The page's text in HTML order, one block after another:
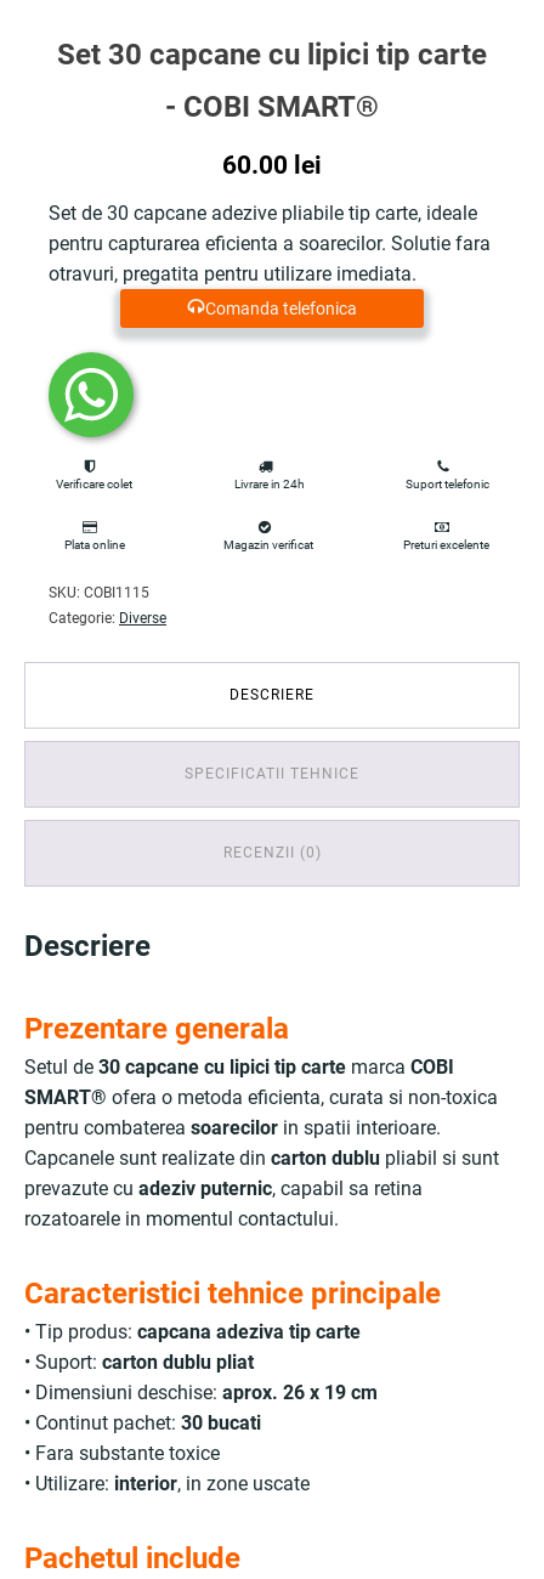
Set 30 capcane cu lipici tip carte
- COBI SMART®
60.00 lei
Set de 30 capcane adezive pliabile tip carte, ideale
pentru capturarea eficienta a soarecilor. Solutie fara
otravuri, pregatita pentru utilizare imediata.
Comanda telefonica
Verificare colet Livrare in 24h Suport telefonic
Plata online Magazin verificat Preturi excelente
SKU: COBI1115
Categorie: Diverse
DESCRIERE
SPECIFICATII TEHNICE
RECENZII (0)
Descriere
Prezentare generala
Setul de 30 capcane cu lipici tip carte marca COBI
SMART® ofera o metoda eficienta, curata si non-toxica
pentru combaterea soarecilor in spatii interioare.
Capcanele sunt realizate din carton dublu pliabil si sunt
prevazute cu adeziv puternic, capabil sa retina
rozatoarele in momentul contactului.
Caracteristici tehnice principale
• Tip produs: capcana adeziva tip carte
• Suport: carton dublu pliat
• Dimensiuni deschise: aprox. 26 x 19 cm
• Continut pachet: 30 bucati
• Fara substante toxice
• Utilizare: interior, in zone uscate
Pachetul include